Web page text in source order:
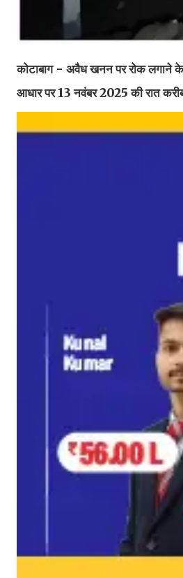
कोटाबाग - अवैध खनन पर रोक लगाने के
आधार पर 13 नवंबर 2025 की रात